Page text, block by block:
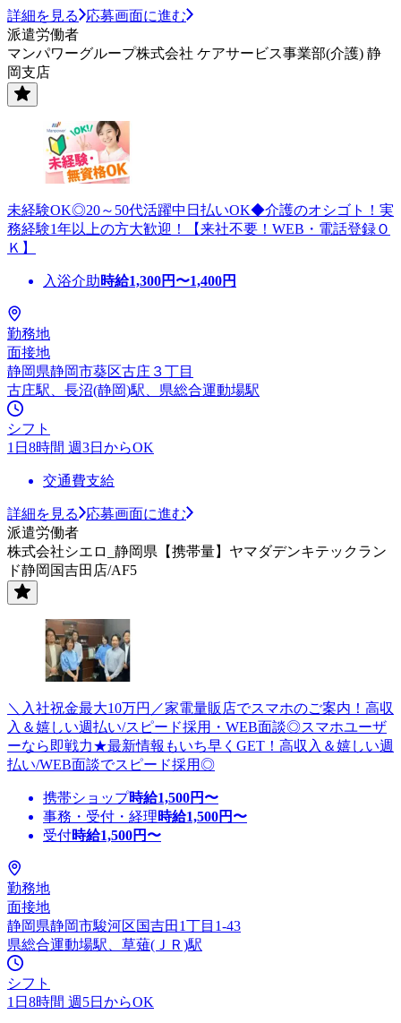
詳細を見る
応募画面に進む
派遣労働者
マンパワーグループ株式会社 ケアサービス事業部(介護) 静
岡支店
未経験OK◎20～50代活躍中日払いOK◆介護のオシゴト！実
務経験1年以上の方大歓迎！【来社不要！WEB・電話登録Ｏ
Ｋ】
入浴介助時給1,300円〜1,400円
勤務地
面接地
静岡県静岡市葵区古庄３丁目
古庄駅、長沼(静岡)駅、県総合運動場駅
シフト
1日8時間 週3日からOK
交通費支給
詳細を見る
応募画面に進む
派遣労働者
株式会社シエロ_静岡県【携帯量】ヤマダデンキテックラン
ド静岡国吉田店/AF5
＼入社祝金最大10万円／家電量販店でスマホのご案内！高収
入＆嬉しい週払い/スピード採用・WEB面談◎スマホユーザ
ーなら即戦力★最新情報もいち早くGET！高収入＆嬉しい週
払い/WEB面談でスピード採用◎
携帯ショップ時給1,500円〜
事務・受付・経理時給1,500円〜
受付時給1,500円〜
勤務地
面接地
静岡県静岡市駿河区国吉田1丁目1-43
県総合運動場駅、草薙(ＪＲ)駅
シフト
1日8時間 週5日からOK